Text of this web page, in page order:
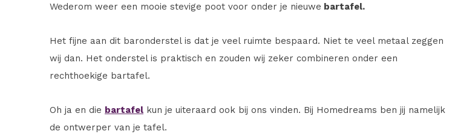
Wederom weer een mooie stevige poot voor onder je nieuwe bartafel.
Het fijne aan dit baronderstel is dat je veel ruimte bespaard. Niet te veel metaal zeggen
wij dan. Het onderstel is praktisch en zouden wij zeker combineren onder een
rechthoekige bartafel.
Oh ja en die bartafel kun je uiteraard ook bij ons vinden. Bij Homedreams ben jij namelijk
de ontwerper van je tafel.